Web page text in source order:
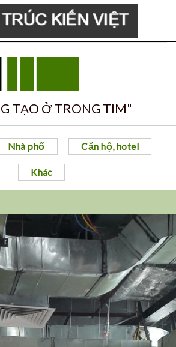
TẠO Ở TRONG TIM"
Nhà phố Căn hộ, hotel
Khác